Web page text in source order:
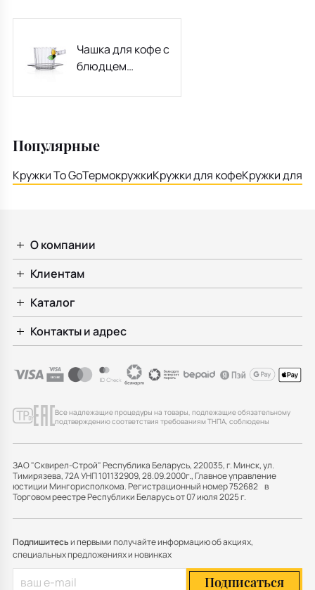
Чашка для кофе с
блюдцем
Популярные
Кружки To GoТермокружкиКружки для кофеКружки для
О компании
Клиентам
Каталог
Контакты и адрес
Все надлежащие процедуры на товары, подлежащие обязательному
подтверждению соответствия требованиям ТНПА, соблюдены
ЗАО "Сквирел-Строй" Республика Беларусь, 220035, г. Минск, ул.
Тимирязева, 72А УНП 101132909, 28.09.2000г., Главное управление
юстиции Мингорисполкома. Регистрационный номер 752682 в
Торговом реестре Республики Беларусь от 07 июля 2025 г.
Подпишитесьи первыми получайте информацию об акциях,
специальных предложениях и новинках
Подписаться